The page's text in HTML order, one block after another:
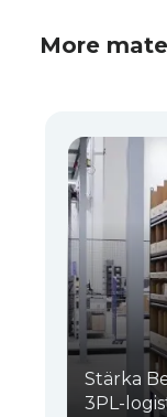
More
Stärka
3PL-